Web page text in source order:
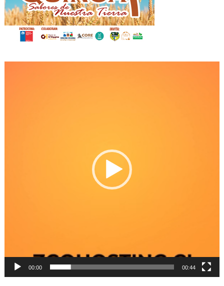
00:00 00:44